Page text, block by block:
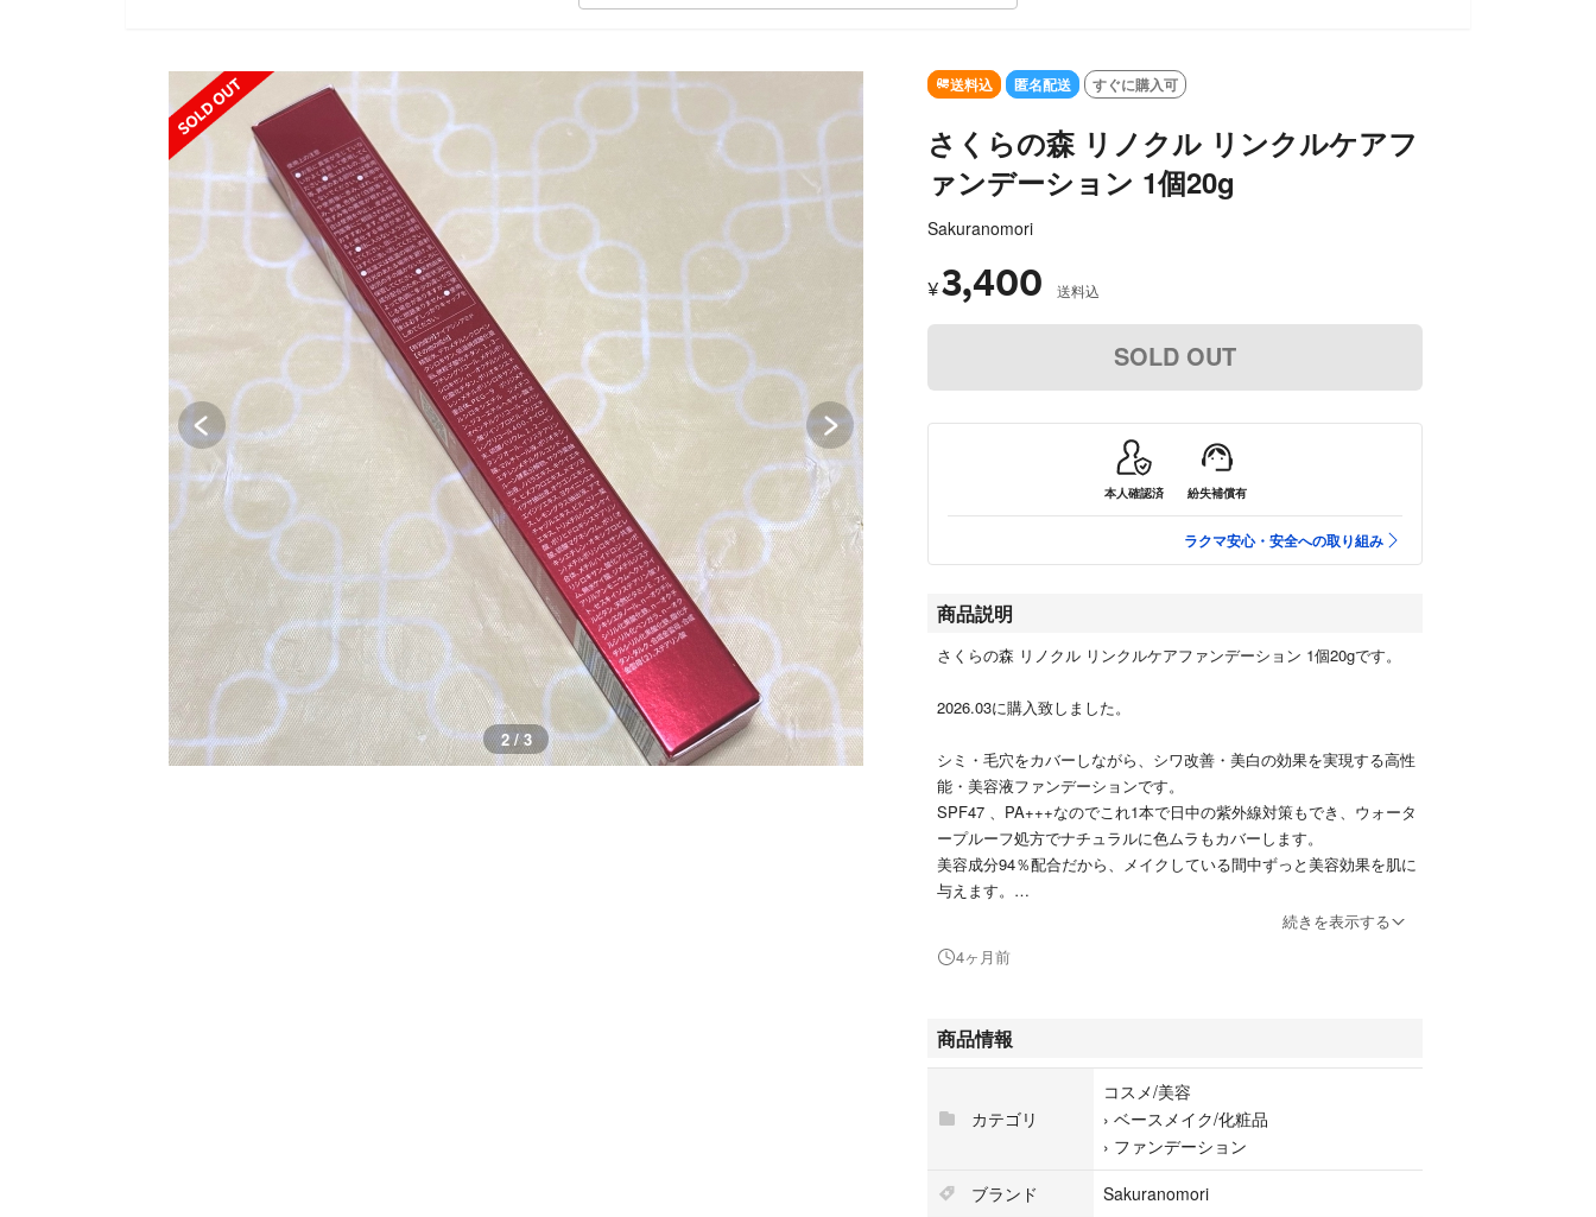
SOLD OUT
3 / 3
送料込 匿名配送 すぐに購入可
さくらの森 リノクル リンクルケアフ
ァンデーション 1個20g
Sakuranomori
¥3,400 送料込
SOLD OUT
本人確認済 紛失補償有
ラクマ安心・安全への取り組み
商品説明
さくらの森 リノクル リンクルケアファンデーション 1個20gです。
2026.03に購入致しました。
シミ・毛穴をカバーしながら、シワ改善・美白の効果を実現する高性
能・美容液ファンデーションです。
SPF47 、PA+++なのでこれ1本で日中の紫外線対策もでき、ウォータ
ープルーフ処方でナチュラルに色ムラもカバーします。
美容成分94％配合だから、メイクしている間中ずっと美容効果を肌に
与えます。
で、ご理解いただける方のみご購入お願いいたしますm(_ _)m⚠️
#リノクル
#リンクルケアファンデーション
#リキッドファンデーション
続きを表示する
4ヶ月前
商品情報
カテゴリ
コスメ/美容
› ベースメイク/化粧品
› ファンデーション
ブランド
Sakuranomori